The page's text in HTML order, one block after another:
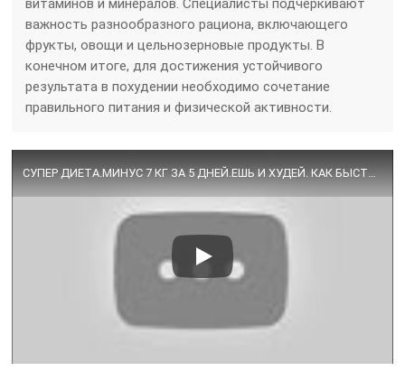
витаминов и минералов. Специалисты подчеркивают
важность разнообразного рациона, включающего
фрукты, овощи и цельнозерновые продукты. В
конечном итоге, для достижения устойчивого
результата в похудении необходимо сочетание
правильного питания и физической активности.